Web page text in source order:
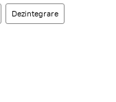
Dezintegrare